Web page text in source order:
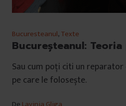
Bucuresteanul,Texte
Bucureşteanul:
Sau cum poți citi un
pe care le folosește.